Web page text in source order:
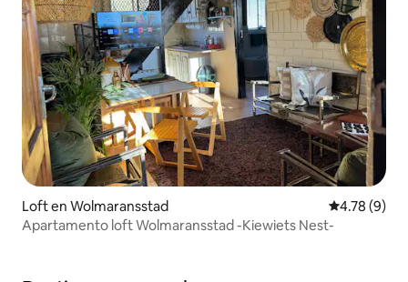
Loft en Wolmaransstad Calificación
4.78 (9)
Apartamento loft Wolmaransstad -Kiewiets Nest-